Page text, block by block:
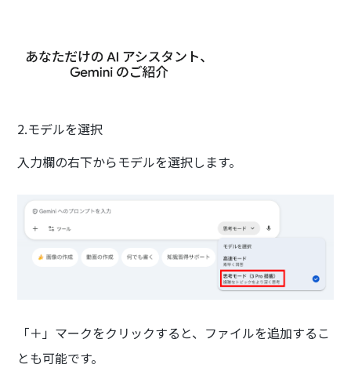
2.モデルを選択
入力欄の右下からモデルを選択します。
「＋」マークをクリックすると、ファイルを追加するこ
とも可能です。